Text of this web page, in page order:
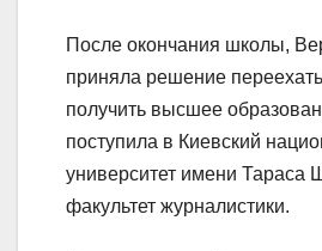
После окончания школы,
приняла решение
получить высшее
поступила в Киевский
университет имени Тараса
факультет журналистики.